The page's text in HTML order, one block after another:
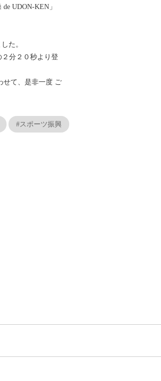
UDON-KEN」
た。
分２０秒より登
せて、是非一度 ご
#スポーツ振興